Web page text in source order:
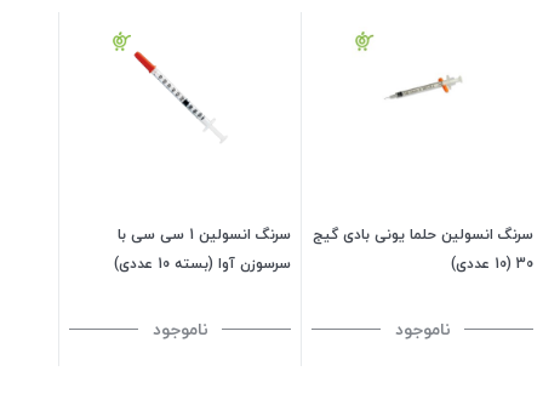
سرنگ انسولین حلما یونی بادی گیج
30 (10 عددی)
ناموجود
سرنگ انسولین 1 سی سی با
سرسوزن آوا (بسته 10 عددی)
ناموجود